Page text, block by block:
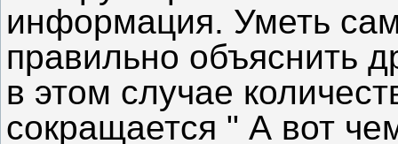
информация. Уметь
правильно объяснить
в этом случае
сокращается " А вот